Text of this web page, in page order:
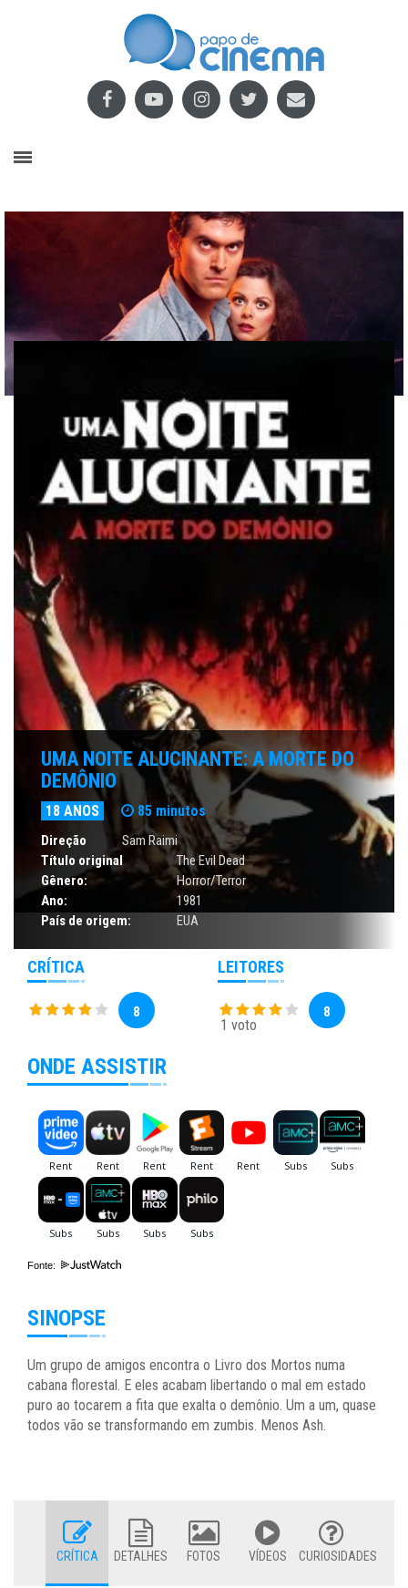
UMA NOITE ALUCINANTE: A MORTE DO
DEMÔNIO
18 ANOS 85 minutos
Direção
Sam Raimi
Título original
The Evil Dead
Gênero:
Horror/Terror
Ano:
1981
País de origem:
EUA
CRÍTICA
8
LEITORES
1 voto
8
ONDE ASSISTIR
Fonte:
SINOPSE
Um grupo de amigos encontra o Livro dos Mortos numa
cabana florestal. E eles acabam libertando o mal em estado
puro ao tocarem a fita que exalta o demônio. Um a um, quase
todos vão se transformando em zumbis. Menos Ash.
CRÍTICA DETALHES FOTOS VÍDEOS CURIOSIDADES